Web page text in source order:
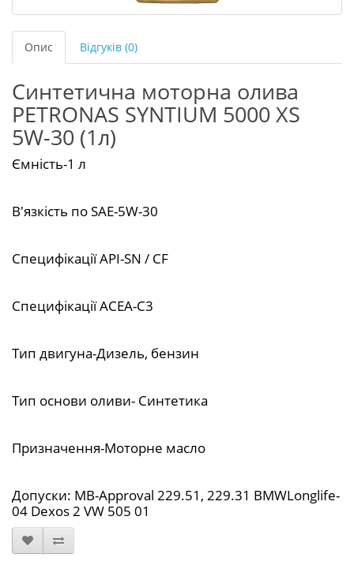
Опис Відгуків (0)
Синтетична моторна олива
PETRONAS SYNTIUM 5000 XS
5W-30 (1л)
Ємність-1 л
В'язкість по SAE-5W-30
Специфікації API-SN / CF
Специфікації ACEA-C3
Тип двигуна-Дизель, бензин
Тип основи оливи- Синтетика
Призначення-Моторне масло
Допуски: MB-Approval 229.51, 229.31 BMWLonglife-
04 Dexos 2 VW 505 01